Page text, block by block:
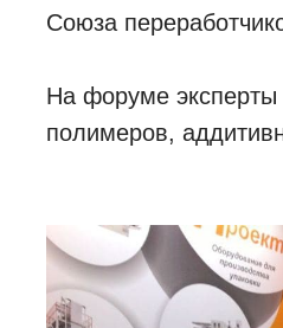
Союза
На форуме эксперты
полимеров,